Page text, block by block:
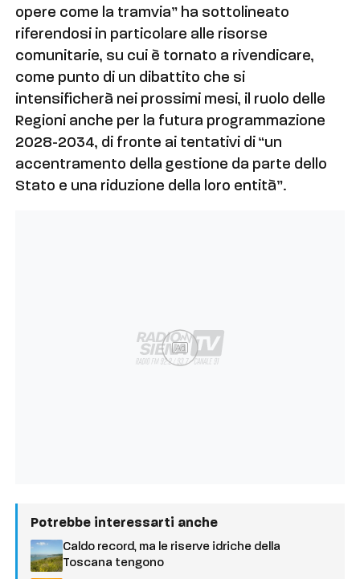
opere come la tramvia” ha sottolineato
riferendosi in particolare alle risorse
comunitarie, su cui è tornato a rivendicare,
come punto di un dibattito che si
intensificherà nei prossimi mesi, il ruolo delle
Regioni anche per la futura programmazione
2028-2034, di fronte ai tentativi di “un
accentramento della gestione da parte dello
Stato e una riduzione della loro entità”.
Ad
Potrebbe interessarti anche
Caldo record, ma le riserve idriche della
Toscana tengono